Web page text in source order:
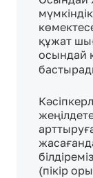
құжат
осындай
(пікір